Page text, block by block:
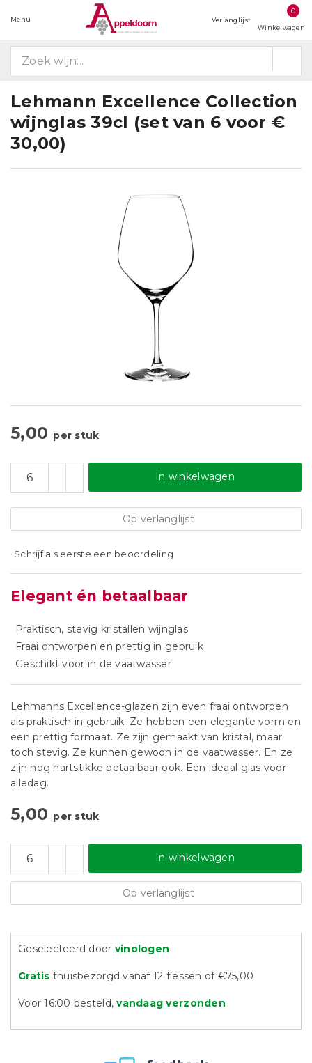
Menu Verlanglijst
0
Winkelwagen
Lehmann Excellence Collection
wijnglas 39cl (set van 6 voor €
30,00)
5,00 per stuk
In winkelwagen
Op verlanglijst
Schrijf als eerste een beoordeling
Elegant én betaalbaar
Praktisch, stevig kristallen wijnglas
Fraai ontworpen en prettig in gebruik
Geschikt voor in de vaatwasser
Lehmanns Excellence-glazen zijn even fraai ontworpen
als praktisch in gebruik. Ze hebben een elegante vorm en
een prettig formaat. Ze zijn gemaakt van kristal, maar
toch stevig. Ze kunnen gewoon in de vaatwasser. En ze
zijn nog hartstikke betaalbaar ook. Een ideaal glas voor
alledag.
5,00 per stuk
In winkelwagen
Op verlanglijst
Geselecteerd door vinologen
Gratis thuisbezorgd vanaf 12 flessen of €75,00
Voor 16:00 besteld,vandaag verzonden